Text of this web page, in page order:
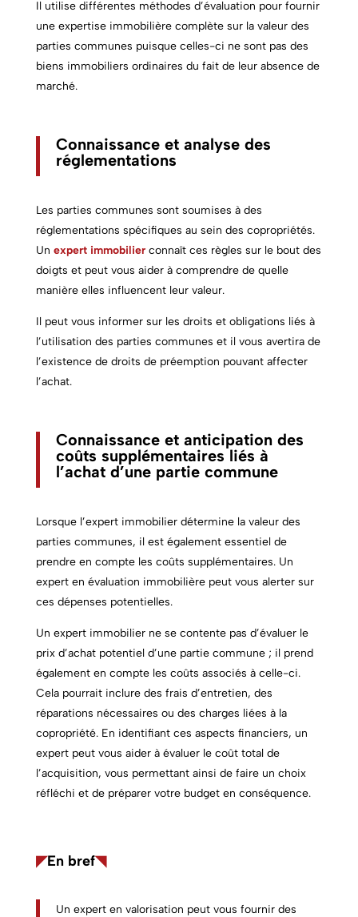
Il utilise différentes méthodes d’évaluation pour fournir
une expertise immobilière complète sur la valeur des
parties communes puisque celles-ci ne sont pas des
biens immobiliers ordinaires du fait de leur absence de
marché.
Connaissance et analyse des
réglementations
Les parties communes sont soumises à des
réglementations spécifiques au sein des copropriétés.
Un expert immobilier connaît ces règles sur le bout des
doigts et peut vous aider à comprendre de quelle
manière elles influencent leur valeur.
Il peut vous informer sur les droits et obligations liés à
l’utilisation des parties communes et il vous avertira de
l’existence de droits de préemption pouvant affecter
l’achat.
Connaissance et anticipation des
coûts supplémentaires liés à
l’achat d’une partie commune
Lorsque l’expert immobilier détermine la valeur des
parties communes, il est également essentiel de
prendre en compte les coûts supplémentaires. Un
expert en évaluation immobilière peut vous alerter sur
ces dépenses potentielles.
Un expert immobilier ne se contente pas d’évaluer le
prix d’achat potentiel d’une partie commune ; il prend
également en compte les coûts associés à celle-ci.
Cela pourrait inclure des frais d’entretien, des
réparations nécessaires ou des charges liées à la
copropriété. En identifiant ces aspects financiers, un
expert peut vous aider à évaluer le coût total de
l’acquisition, vous permettant ainsi de faire un choix
réfléchi et de préparer votre budget en conséquence.
◤En bref◥
Un expert en valorisation peut vous fournir des